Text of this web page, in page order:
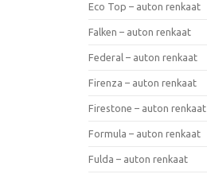
Eco Top – auton renkaat
Falken – auton renkaat
Federal – auton renkaat
Firenza – auton renkaat
Firestone – auton renkaat
Formula – auton renkaat
Fulda – auton renkaat